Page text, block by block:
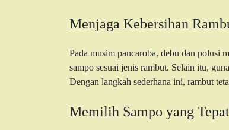
Menjaga Kebersihan
Pada musim pancaroba, debu dan polusi
sampo sesuai jenis rambut. Selain itu,
Dengan langkah sederhana ini, rambut
Memilih Sampo yang